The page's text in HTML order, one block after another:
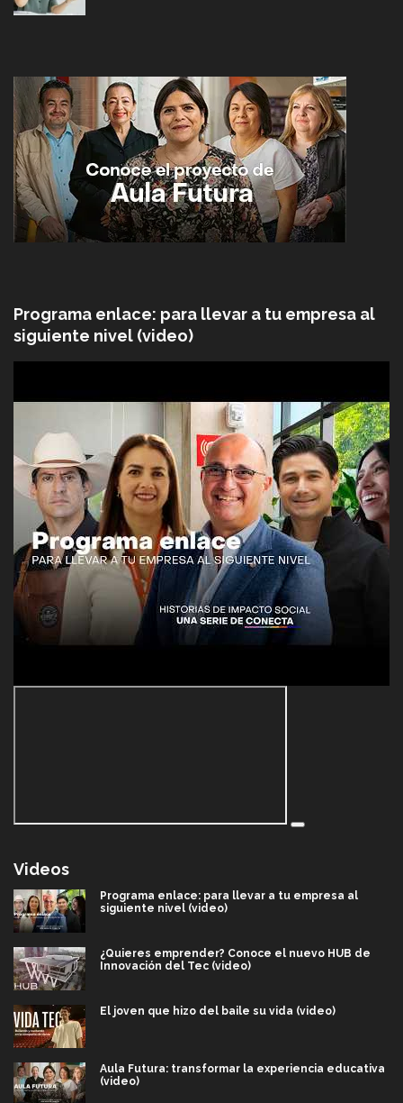
Programa enlace: para llevar a tu empresa al
siguiente nivel (video)
Videos
Programa enlace: para llevar a tu empresa al
siguiente nivel (video)
¿Quieres emprender? Conoce el nuevo HUB de
Innovación del Tec (video)
El joven que hizo del baile su vida (video)
Aula Futura: transformar la experiencia educativa
(video)